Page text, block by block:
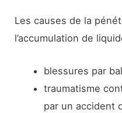
Les causes de la
l’accumulation de
blessures par
traumatisme
par un accident